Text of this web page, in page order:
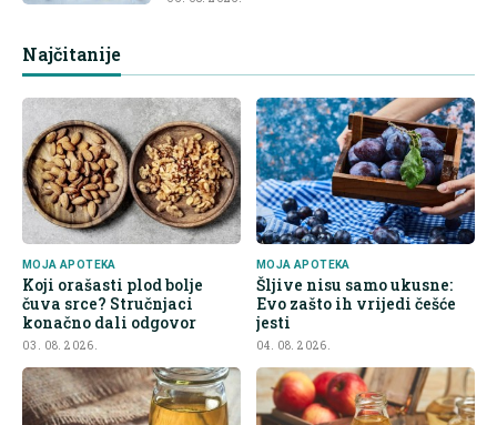
Najčitanije
MOJA APOTEKA
Koji orašasti plod bolje
čuva srce? Stručnjaci
konačno dali odgovor
03. 08. 2026.
MOJA APOTEKA
Šljive nisu samo ukusne:
Evo zašto ih vrijedi češće
jesti
04. 08. 2026.